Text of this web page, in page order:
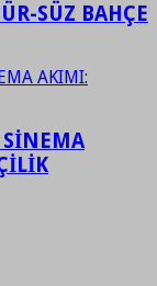
SÜZ BAHÇE
SİNEMA